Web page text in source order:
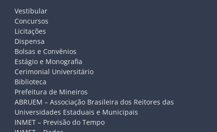
Vestibular
Concursos
Licitações
Dispensa
Bolsas e Convênios
Estágio e Monografia
Cerimonial Universitário
Biblioteca
Prefeitura de Mineiros
ABRUEM – Associação Brasileira dos Reitores das
Universidades Estaduais e Municipais
INMET – Previsão do Tempo